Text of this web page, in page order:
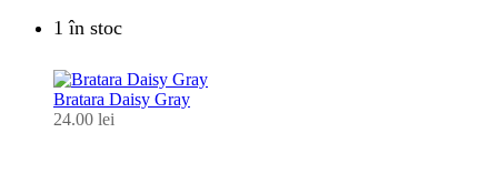
1 în stoc
Bratara Daisy Gray
24.00 lei